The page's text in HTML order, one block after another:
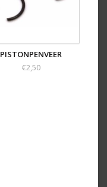
PISTONPENVEER
€2,50